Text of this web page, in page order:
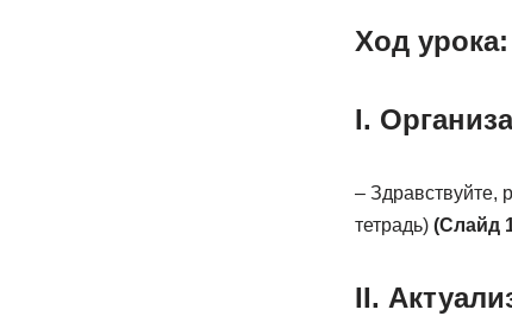
Ход урока:
I.
– Здравствуйте,
тетрадь) (Слайд
II.